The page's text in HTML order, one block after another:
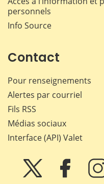
personnels
Info Source
Contact
Pour renseignements
Alertes par courriel
Fils RSS
Médias sociaux
Interface (API) Valet